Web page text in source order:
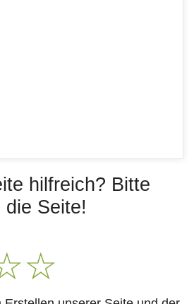
hilfreich? Bitte
die Seite!
☆